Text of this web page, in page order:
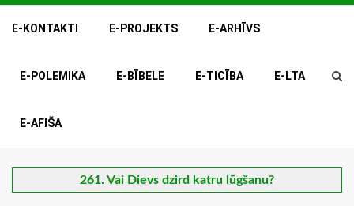
E-KONTAKTI E-PROJEKTS E-ARHĪVS
E-POLEMIKA E-BĪBELE E-TICĪBA E-LTA
E-AFIŠA
261. Vai Dievs dzird katru lūgšanu?